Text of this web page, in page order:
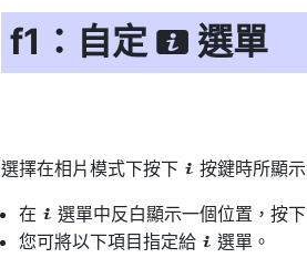
f1：自定 i 選單
選擇在相片模式下按下 i 按鍵時所顯示
在 i 選單中反白顯示一個位置，按下
您可將以下項目指定給 i 選單。